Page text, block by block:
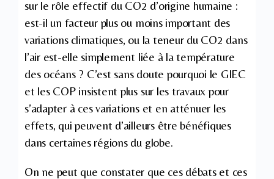
sur le rôle effectif du CO2 d’origine humaine :
est-il un facteur plus ou moins important des
variations climatiques, ou la teneur du CO2 dans
l’air est-elle simplement liée à la température
des océans ? C’est sans doute pourquoi le GIEC
et les COP insistent plus sur les travaux pour
s’adapter à ces variations et en atténuer les
effets, qui peuvent d’ailleurs être bénéfiques
dans certaines régions du globe.
On ne peut que constater que ces débats et ces